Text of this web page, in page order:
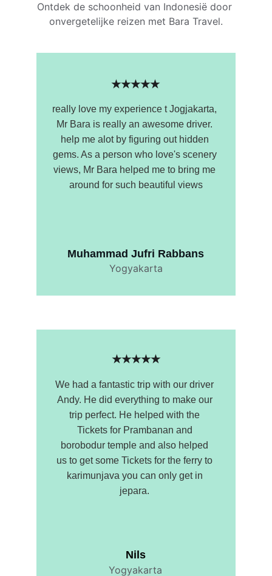
Ontdek de schoonheid van Indonesië door
onvergetelijke reizen met Bara Travel.
We had a fantastic trip with our driver
Andy. He did everything to make our
trip perfect. He helped with the
Tickets for Prambanan and
borobodur temple and also helped
us to get some Tickets for the ferry to
karimunjava you can only get in
jepara.
Nils
Yogyakarta
really love my experience t Jogjakarta,
Mr Bara is really an awesome driver.
help me alot by figuring out hidden
gems. As a person who love's scenery
views, Mr Bara helped me to bring me
around for such beautiful views
Muhammad Jufri Rabbans
Yogyakarta
★★★★★
★★★★★